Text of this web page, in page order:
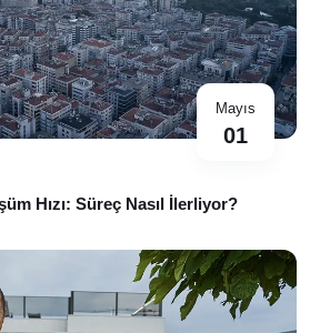
Mayıs
01
Hızı: Süreç Nasıl İlerliyor?